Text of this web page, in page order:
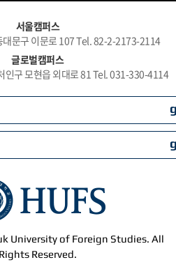
서울캠퍼스
대문구 이문로 107 Tel. 82-2-2173-2114
글로벌캠퍼스
인구 모현읍 외대로 81 Tel. 031-330-4114
University of Foreign Studies. All
Rights Reserved.